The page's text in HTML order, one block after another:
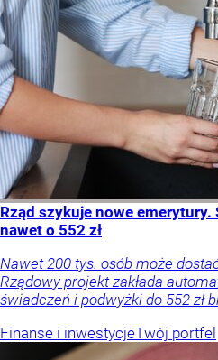
Rząd szykuje nowe
nawet o 552 zł
Nawet 200 tys. osób może
Rządowy projekt zakłada
świadczeń i podwyżki do 552 zł
Finanse i inwestycjeTwój portfel